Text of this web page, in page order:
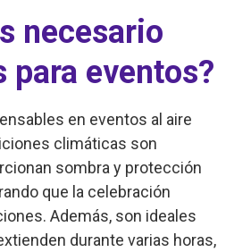
necesario
para eventos?
en eventos al aire
climáticas son
sombra y protección
que la celebración
Además, son ideales
durante varias horas,